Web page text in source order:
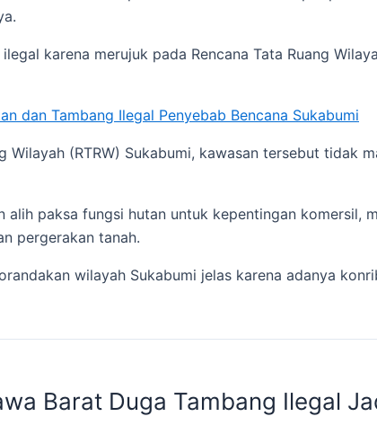
karena merujuk pada Rencana Tata Ruang
dan Tambang Ilegal Penyebab Bencana Sukabumi
Wilayah (RTRW) Sukabumi, kawasan tersebut
alih paksa fungsi hutan untuk kepentingan
pergerakan tanah.
wilayah Sukabumi jelas karena adanya
Barat Duga Tambang Ilegal